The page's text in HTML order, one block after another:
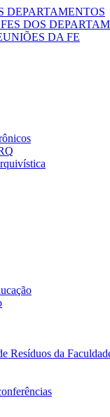
DEPARTAMENTOS
DOS
DA FE
Resíduos da